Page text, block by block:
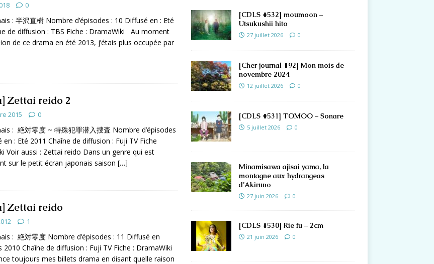
0
: 半沢直樹 Nombre d’épisodes : 10 Diffusé en : Eté
de diffusion : TBS Fiche : DramaWiki Au moment
de ce drama en été 2013, j’étais plus occupée par
Zettai reido 2
2015 0
: 絶対零度 ~ 特殊犯罪潜入捜査 Nombre d’épisodes
en : Eté 2011 Chaîne de diffusion : Fuji TV Fiche
Voir aussi : Zettai reido Dans un genre qui est
sur le petit écran japonais saison […]
Zettai reido
1
: 絶対零度 Nombre d’épisodes : 11 Diffusé en
2010 Chaîne de diffusion : Fuji TV Fiche : DramaWiki
toujours mes billets drama en disant quelle raison
[CDLS #532] moumoon –
Utsukushii hito
27 juillet 2026 0
[Cher journal #92] Mon mois de
novembre 2024
12 juillet 2026 0
[CDLS #531] TOMOO – Sonare
5 juillet 2026 0
Minamisawa ajisai yama, la
montagne aux hydrangeas
d’Akiruno
27 juin 2026 0
[CDLS #530] Rie fu – 2cm
21 juin 2026 0